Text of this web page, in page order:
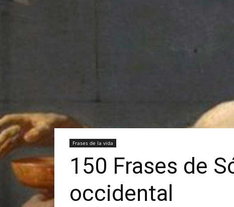
Frases de la vida
150 Frases de
occidental